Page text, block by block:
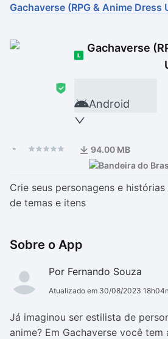
Gachaverse (RPG & Anime Dress
Gachaverse
Android
- 94.00 MB
Crie seus personagens e
de temas e itens
Sobre o App
Por Fernando Souza
Atualizado em 30/08/2023
Já imaginou ser estilista de
anime? Em Gachaverse você tem